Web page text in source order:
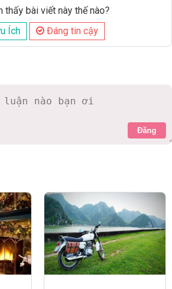
thấy bài viết này thế nào?
Ích
Đáng tin cậy
Đăng